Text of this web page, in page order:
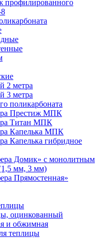
профилированного
2 метра
3 метра
поликарбоната
Престиж МПК
Титан МПК
Капелька МПК
Капелька гибридное
Домик» с монолитным
мм, 3 мм)
Прямостенная»
оцинкованный
и обжимная
теплицы